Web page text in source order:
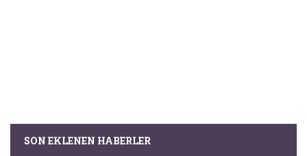
SON EKLENEN HABERLER